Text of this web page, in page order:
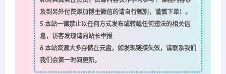
及到另外付费添加博主微信的请自行甄别，谨慎下单！。
5本站一律禁止以任何方式发布或转载任何违法的相关信
息，访客发现请向站长举报
6本站资源大多存储在云盘，如发现链接失效，请联系我们
我们会第一时间更新。